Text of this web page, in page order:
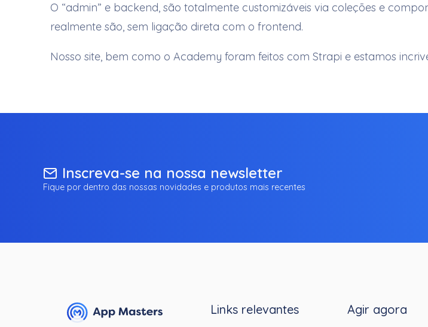
O “admin” e backend, são totalmente customizáveis via coleções e
realmente são, sem ligação direta com o frontend.
Nosso site, bem como o Academy foram feitos com Strapi e estamos
Inscreva-se na nossa newsletter
Fique por dentro das nossas novidades e produtos mais recentes
Links relevantes Agir agora